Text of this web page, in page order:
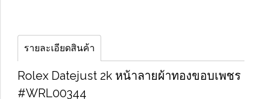
รายละเอียดสินค้า
Rolex Datejust 2k หน้าลายผ้าทองขอบเพชร
#WRL00344